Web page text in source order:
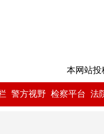
本网站投
警方视野 检察平台 法